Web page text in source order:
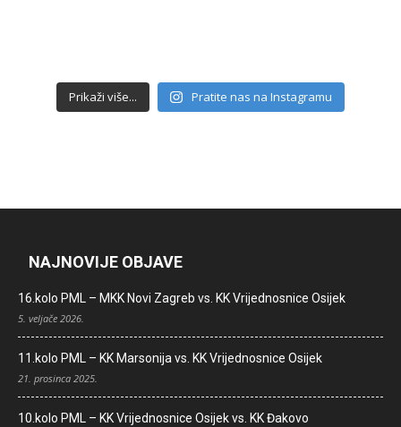
Prikaži više... Pratite nas na Instagramu
NAJNOVIJE OBJAVE
16.kolo PML – MKK Novi Zagreb vs. KK Vrijednosnice Osijek
5. veljače 2026.
11.kolo PML – KK Marsonija vs. KK Vrijednosnice Osijek
21. prosinca 2025.
10.kolo PML – KK Vrijednosnice Osijek vs. KK Đakovo